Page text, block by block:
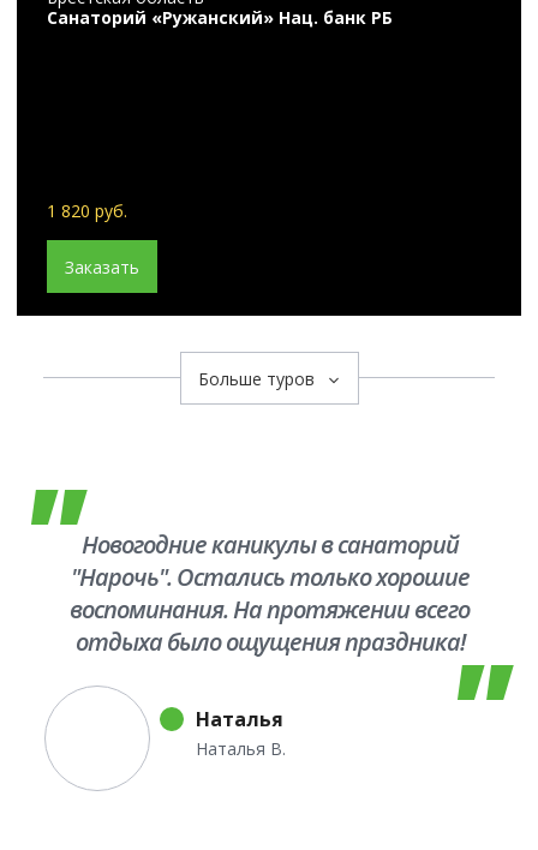
Санаторий «Ружанский» Нац. банк РБ
1 820 руб.
Заказать
Больше туров
Новогодние каникулы в санаторий
"Нарочь". Остались только хорошие
воспоминания. На протяжении всего
отдыха было ощущения праздника!
Порадовал вежливый
персонал,теплый бассейн, хорошая
кухня. Территория чистая, отличная
Наталья
Наталья В.